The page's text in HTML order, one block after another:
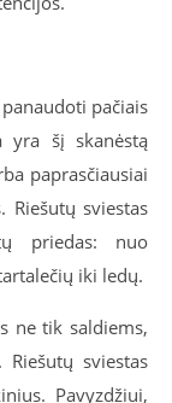
pačiais
yra šį skanėstą
paprasčiausiai
Riešutų sviestas
priedas: nuo
iki ledų.
ne tik saldiems,
sviestas
Pavyzdžiui,